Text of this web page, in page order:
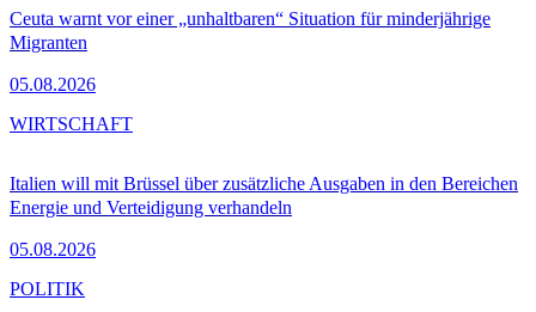
Ceuta warnt vor einer „unhaltbaren“ Situation für minderjährige
Migranten
05.08.2026
Italien will mit Brüssel über zusätzliche Ausgaben in den Bereichen
Energie und Verteidigung verhandeln
05.08.2026
WIRTSCHAFT
POLITIK